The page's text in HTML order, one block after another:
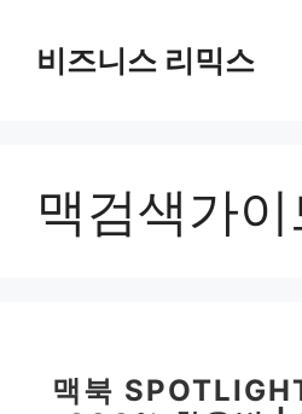
비즈니스 리믹스
맥검색가이
맥북